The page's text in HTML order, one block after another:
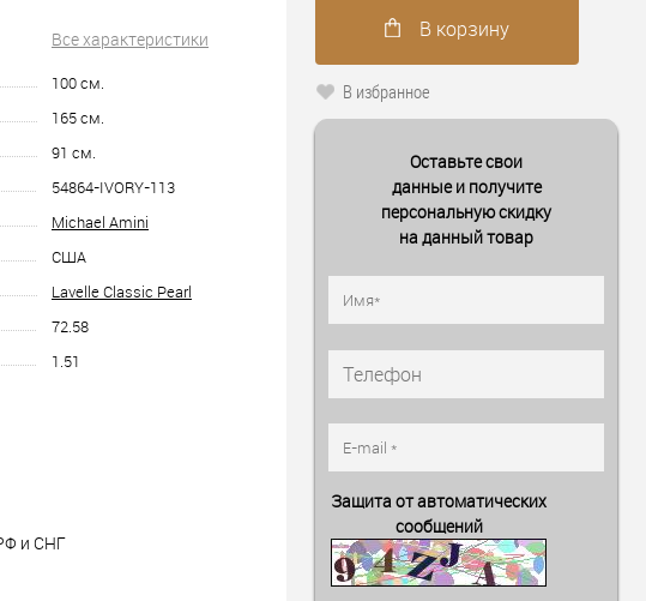
Все характеристики
100см.
165см.
91 см.
54864-IVORY-113
Michael Amini
США
Lavelle Classic Pearl
72.58
1.51
и СНГ
В корзину
В избранное
Оставьте свои
данные и получите
персональную скидку
на данный товар
Защита от автоматических
сообщений